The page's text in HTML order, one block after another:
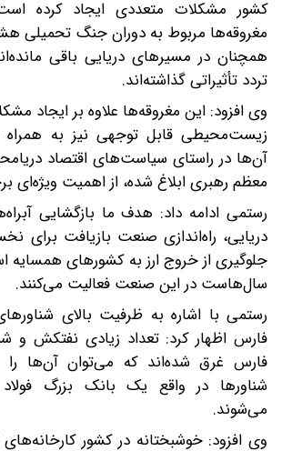
کشور مشکلات متعددی ایجاد کرده
مغروقه‌ها مربوط به دوران جنگ تحمیلی
همچنان در مسیرهای دریایی باقی
تردد تأثیراتی گذاشته‌اند.
وی افزود: این مغروقه‌ها علاوه بر ایجاد
زیست‌محیطی قابل توجهی نیز به همراه
آن‌ها در راستای سیاست‌های اقتصاد
معظم رهبری ابلاغ شده، از اهمیت ویژه‌ای
رستمی ادامه داد: هدف ما بازگشایی
دریایی، راه‌اندازی صنعت بازیافت برای
جلوگیری از خروج ارز به کشورهای همسایه
سال‌هاست در این صنعت فعالیت می‌کنند.
رستمی با اشاره به ظرفیت بالای
فارس اظهار کرد: تعداد زیادی نفتکش و
فارس غرق شده‌اند که می‌توان آن‌ها را
شناورها در واقع یک بانک بزرگ
می‌شوند.
وی افزود: خوشبختانه در کشور کارخانه‌های